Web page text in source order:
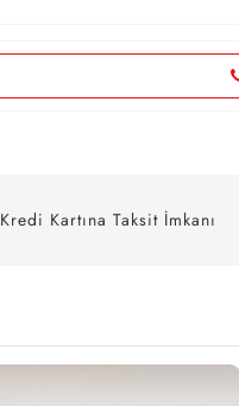
Kredi Kartına Taksit İmkanı